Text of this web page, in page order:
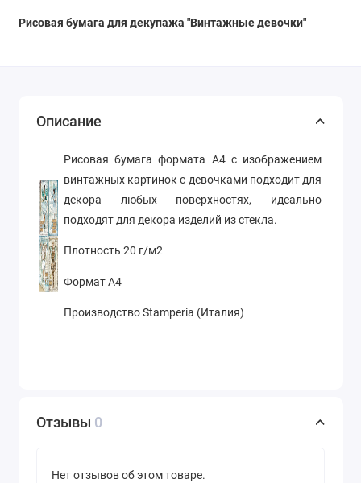
Рисовая бумага для декупажа "Винтажные девочки"
Описание
Рисовая бумага формата А4 с изображением
винтажных картинок с девочками подходит для
декора любых поверхностях, идеально
подходят для декора изделий из стекла.
Плотность 20 г/м2
Формат А4
Производство Stamperia (Италия)
Отзывы 0
Нет отзывов об этом товаре.